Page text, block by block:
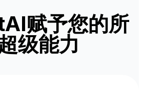
赋予您的所
级能力